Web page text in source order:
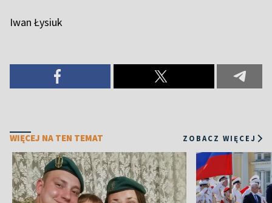
Iwan Łysiuk
WIĘCEJ NA TEN TEMAT ZOBACZ WIĘCEJ